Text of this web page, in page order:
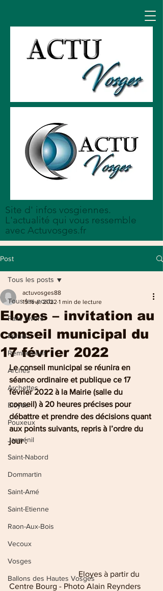
Site d' infos vosgiennes.
L'actualité qui vous ressemble
avec Actuvosges.fr
Post
Tous les posts
Faits divers
Epinal
Remiremont
Arches
Archettes
Eloyes
Pouxeux
Jarménil
Saint-Nabord
Dommartin
Saint-Amé
Saint-Etienne
Raon-Aux-Bois
Vecoux
Vosges
Ballons des Hautes Vosges
Tous les posts
Eloyes – invitation au
conseil municipal du
17 février 2022
actuvosges88
15 févr. 2022 1 min de lecture
Le conseil municipal se réunira en
séance ordinaire et publique ce 17
février 2022 à la Mairie (salle du
conseil) à 20 heures précises pour
débattre et prendre des décisions quant
aux points suivants, repris à l’ordre du
jour :
                                  Eloyes à partir du
Centre Bourg - Photo Alain Reynders